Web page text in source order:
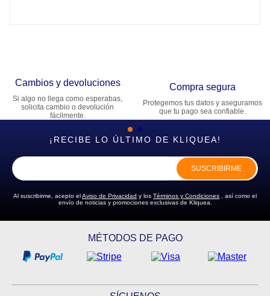
Cambios y devoluciones
Si algo no llega como esperabas,
solicita cambio o devolución
fácilmente.
Compra segura
Protegemos tus datos y aseguramos
que tu pago sea confiable.
¡RECIBE LO ÚLTIMO DE KLIQUEA!
SUSCRIBIRME
Al suscribirme, acepto elAviso de Privacidad y los Términos y Condiciones , así como el
envío de noticias y promociones exclusivas de Kliquea.
MÉTODOS DE PAGO